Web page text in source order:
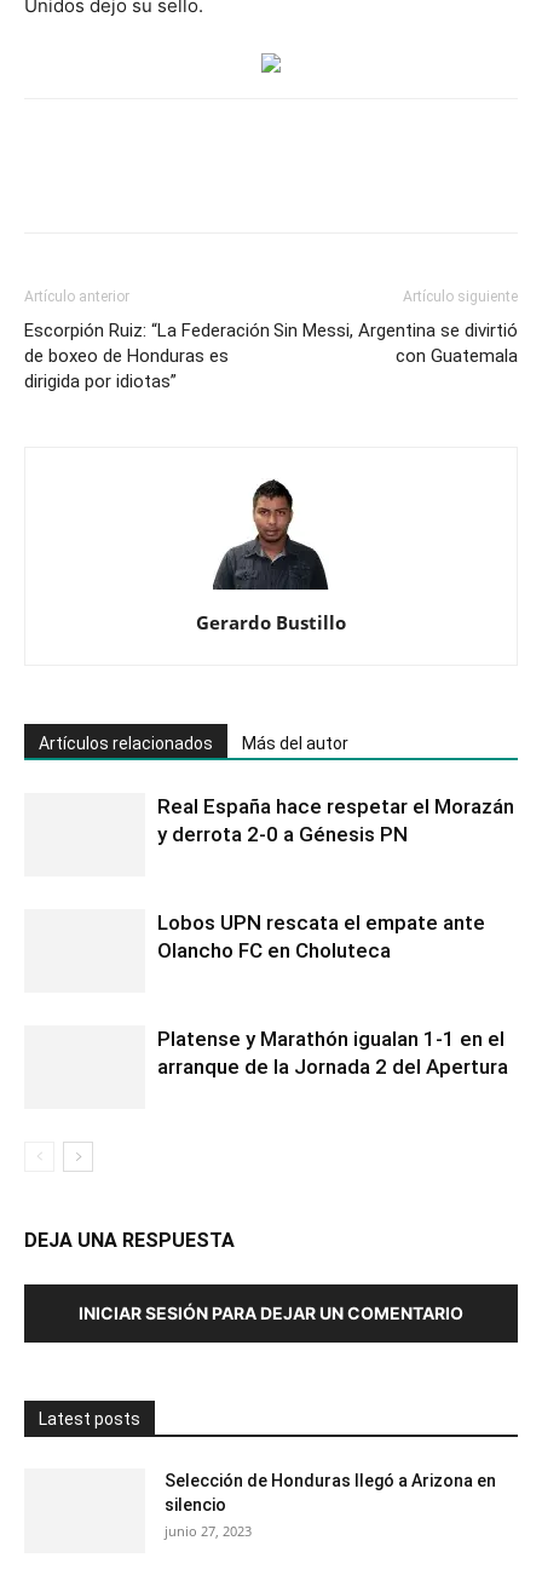
Unidos dejo su sello.
Artículo anterior
Escorpión Ruiz: “La Federación
de boxeo de Honduras es
dirigida por idiotas”
Artículo siguiente
Sin Messi, Argentina se divirtió
con Guatemala
Gerardo Bustillo
Artículos relacionados Más del autor
Real España hace respetar el Morazán
y derrota 2-0 a Génesis PN
Lobos UPN rescata el empate ante
Olancho FC en Choluteca
Platense y Marathón igualan 1-1 en el
arranque de la Jornada 2 del Apertura
DEJA UNA RESPUESTA
INICIAR SESIÓN PARA DEJAR UN COMENTARIO
Latest posts
Selección de Honduras llegó a Arizona en
silencio
junio 27, 2023